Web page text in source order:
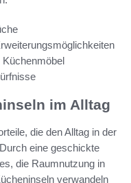
Küchenmöbel
im Alltag
die den Alltag in der
eine geschickte
die Raumnutzung in
verwandeln